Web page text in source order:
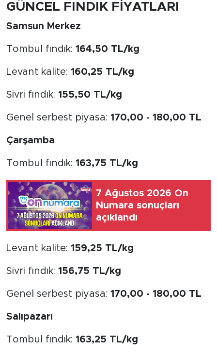
GÜNCEL FINDIK FİYATLARI
Samsun Merkez
Tombul fındık: 164,50 TL/kg
Levant kalite: 160,25 TL/kg
Sivri fındık: 155,50 TL/kg
Genel serbest piyasa: 170,00 - 180,00 TL
Çarşamba
Tombul fındık: 163,75 TL/kg
7 Ağustos 2026 On
Numara sonuçları
açıklandı
Levant kalite: 159,25 TL/kg
Sivri fındık: 156,75 TL/kg
Genel serbest piyasa: 170,00 - 180,00 TL
Salıpazarı
Tombul fındık: 163,25 TL/kg